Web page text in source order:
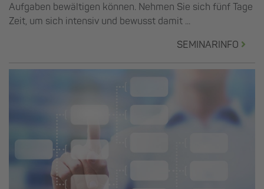
Aufgaben bewältigen können. Nehmen Sie sich fünf Tage
Zeit, um sich intensiv und bewusst damit ...
SEMINARINFO